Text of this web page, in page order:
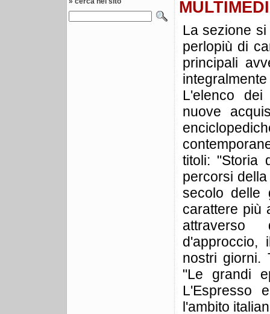
La sezione
perlopiù di
principali
L'elenco
nuove
titoli: "Storia
percorsi
secolo delle
carattere più
attraverso
d'approccio,
nostri giorni.
"Le grandi
L'Espresso
l'ambito